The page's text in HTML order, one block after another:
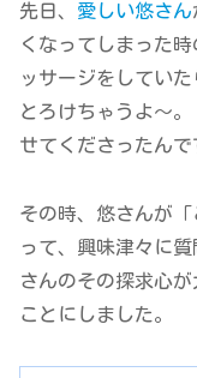
先日、 愛しい悠さん
くなってしまった
ッサージをしてい
とろけちゃうよ～
せてくださったんで
その時、悠さんが「
って、興味津々に
さんのその探求心
ことにしました。